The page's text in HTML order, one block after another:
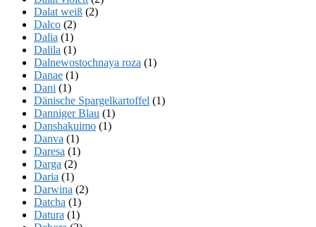
Dalat weiß (2)
Dalco (2)
Dalia (1)
Dalila (1)
Dalnewostochnaya roza (1)
Danae (1)
Dani (1)
Dänische Spargelkartoffel (1)
Danniger Blau (1)
Danshakuimo (1)
Danva (1)
Daresa (1)
Darga (2)
Daria (1)
Darwina (2)
Datcha (1)
Datura (1)